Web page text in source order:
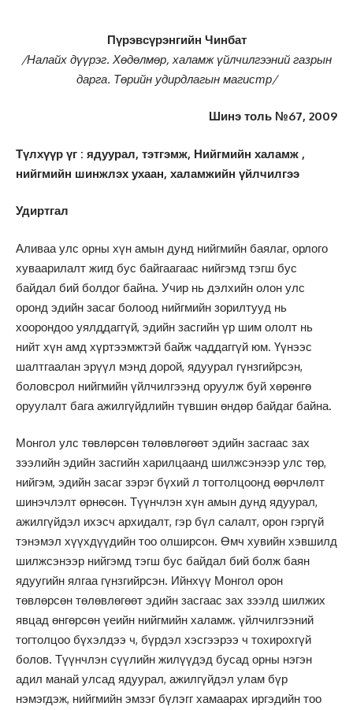
Пүрэвсүрэнгийн Чинбат
/Налайх дүүрэг. Хөдөлмөр, халамж үйлчилгээний газрын
дарга. Төрийн удирдлагын магистр/
Шинэ толь №67, 2009
Түлхүүр үг : ядуурал, тэтгэмж, Нийгмийн халамж ,
нийгмийн шинжлэх ухаан, халамжийн үйлчилгээ
Удиртгал
Аливаа улс орны хүн амын дунд нийгмийн баялаг, орлого
хуваарилалт жигд бус байгаагаас нийгэмд тэгш бус
байдал бий болдог байна. Учир нь дэлхийн олон улс
оронд эдийн засаг болоод нийгмийн зорилтууд нь
хоорондоо уялддаггүй, эдийн засгийн үр шим ололт нь
нийт хүн амд хүртээмжтэй байж чаддаггүй юм. Үүнээс
шалтгаалан эрүүл мэнд дорой, ядуурал гүнзгийрсэн,
боловсрол нийгмийн үйлчилгээнд оруулж буй хөрөнгө
оруулалт бага ажилгүйдлийн түвшин өндөр байдаг байна.
Монгол улс төвлөрсөн төлөвлөгөөт эдийн засгаас зах
зээлийн эдийн засгийн харилцаанд шилжсэнээр улс төр,
нийгэм, эдийн засаг зэрэг бүхий л тогтолцоонд өөрчлөлт
шинэчлэлт өрнөсөн. Түүнчлэн хүн амын дунд ядуурал,
ажилгүйдэл ихэсч архидалт, гэр бүл салалт, орон гэргүй
тэнэмэл хүүхдүүдийн тоо олширсон. Өмч хувийн хэвшилд
шилжсэнээр нийгэмд тэгш бус байдал бий болж баян
ядуугийн ялгаа гүнзгийрсэн. Ийнхүү Монгол орон
төвлөрсөн төлөвлөгөөт эдийн засгаас зах зээлд шилжих
явцад өнгөрсөн үеийн нийгмийн халамж. үйлчилгээний
тогтолцоо бүхэлдээ ч, бүрдэл хэсгээрээ ч тохирохгүй
болов. Түүнчлэн сүүлийн жилүүдэд бусад орны нэгэн
адил манай улсад ядуурал, ажилгүйдэл улам бүр
нэмэгдэж, нийгмийн эмзэг бүлэгг хамаарах иргэдийн тоо